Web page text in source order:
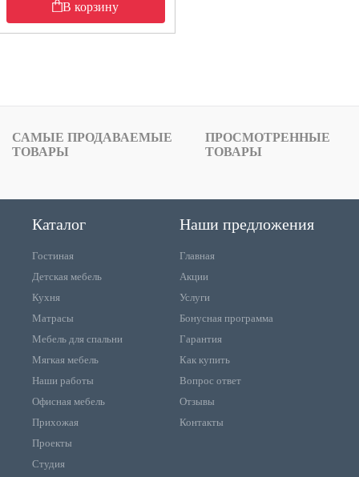
В корзину
САМЫЕ ПРОДАВАЕМЫЕ
ТОВАРЫ
ПРОСМОТРЕННЫЕ
ТОВАРЫ
Каталог
Гостиная
Детская мебель
Кухня
Матрасы
Мебель для спальни
Мягкая мебель
Наши работы
Офисная мебель
Прихожая
Проекты
Студия
Наши предложения
Главная
Акции
Услуги
Бонусная программа
Гарантия
Как купить
Вопрос ответ
Отзывы
Контакты